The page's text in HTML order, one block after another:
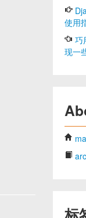
使用
巧
现一